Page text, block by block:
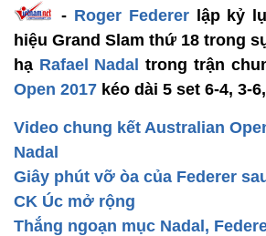
- Roger Federer
lập kỷ
hiệu Grand Slam thứ 18 trong
hạ Rafael Nadal trong trận
Open 2017 kéo dài 5 set 6-4, 3-
Video chung kết Australian
Nadal
Giây phút vỡ òa của Federer
CK Úc mở rộng
Thắng ngoạn mục Nadal,